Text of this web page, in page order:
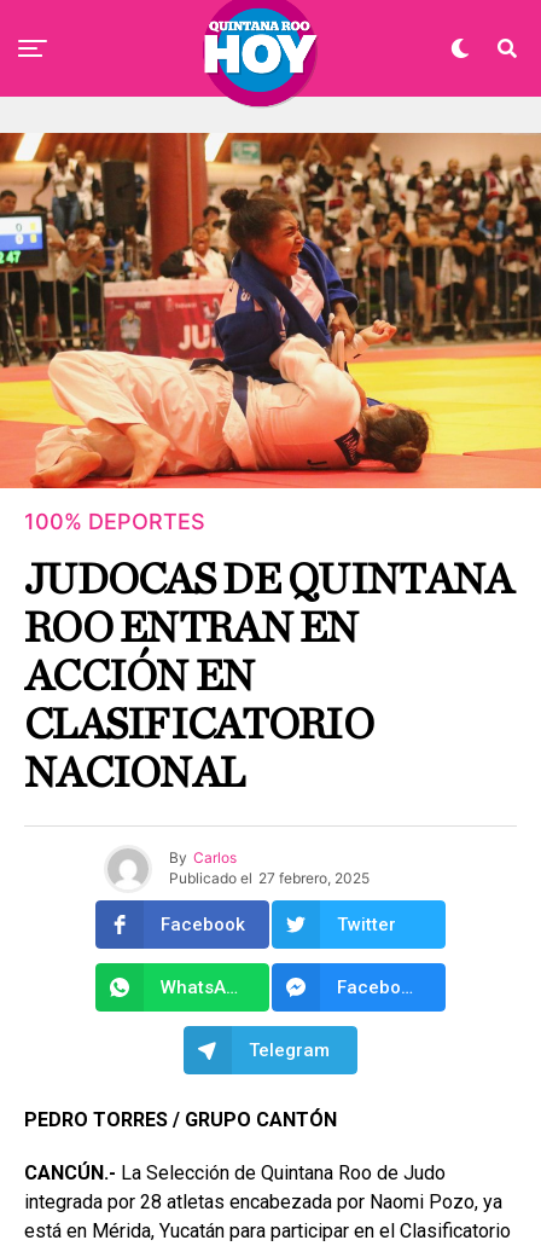
100% DEPORTES
JUDOCAS DE QUINTANA
ROO ENTRAN EN
ACCIÓN EN
CLASIFICATORIO
NACIONAL
By Carlos
Publicado el 27 febrero, 2025
Facebook Twitter
WhatsApp Facebook Messenger
Telegram
PEDRO TORRES / GRUPO CANTÓN
CANCÚN.- La Selección de Quintana Roo de Judo
integrada por 28 atletas encabezada por Naomi Pozo, ya
está en Mérida, Yucatán para participar en el Clasificatorio